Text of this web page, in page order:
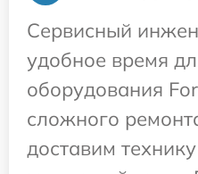
Сервисный
удобное время
оборудования
сложного
доставим